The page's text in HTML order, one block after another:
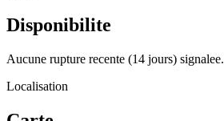
Disponibilite
Aucune rupture recente (14 jours) signalee.
Localisation